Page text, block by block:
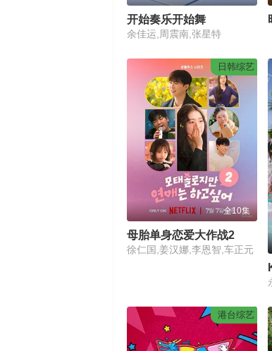
开始奏乐开始舞
余佳运,周震南,张星特
日韩综艺
全10集
母胎单身恋爱大作战2
徐仁国,姜汉娜,李恩智,车正元
港台综艺